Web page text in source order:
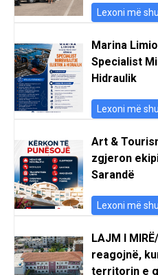
Lexoni më
Marina
Specialist
Hidraulik
Lexoni më
Art &
zgjeron
Sarandë
Lexoni më
LAJM I
reagojnë,
territorin e